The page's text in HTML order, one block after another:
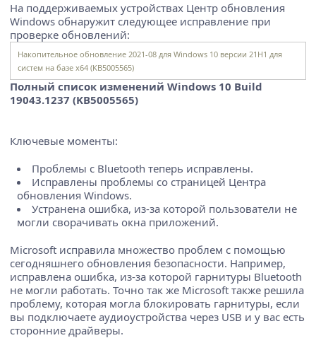
На поддерживаемых устройствах Центр обновления
Windows обнаружит следующее исправление при
проверке обновлений:
Накопительное обновление 2021-08 для Windows 10 версии 21H1 для
систем на базе x64 (KB5005565)
Полный список изменений Windows 10 Build
19043.1237 (KB5005565)
Ключевые моменты:
Проблемы с Bluetooth теперь исправлены.
Исправлены проблемы со страницей Центра
обновления Windows.
Устранена ошибка, из-за которой пользователи не
могли сворачивать окна приложений.
Microsoft исправила множество проблем с помощью
сегодняшнего обновления безопасности. Например,
исправлена ​​ошибка, из-за которой гарнитуры Bluetooth
не могли работать. Точно так же Microsoft также решила
проблему, которая могла блокировать гарнитуры, если
вы подключаете аудиоустройства через USB и у вас есть
сторонние драйверы.